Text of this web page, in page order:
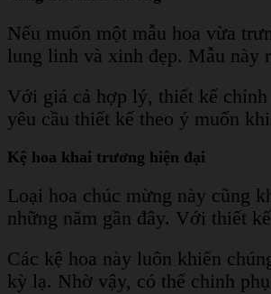
Nếu muốn một mẫu hoa vừa
lung linh và xinh đẹp. Mẫu này
Với giá cả hợp lý, thiết kế
yêu cầu thiết kế theo ý muốn
Kệ hoa khai trương hiện đại
Loại hoa chúc mừng này cũng
những năm gần đây. Với thiết
Các kệ hoa này luôn khiến
kỳ lạ. Nhờ vậy, có thể chinh